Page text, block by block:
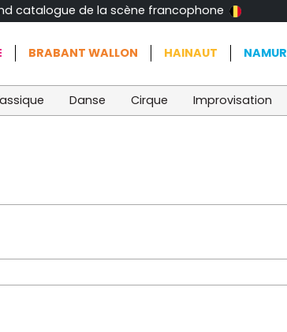
catalogue de la scène francophone
BRABANT WALLON HAINAUT NAMUR
Danse Cirque Improvisation